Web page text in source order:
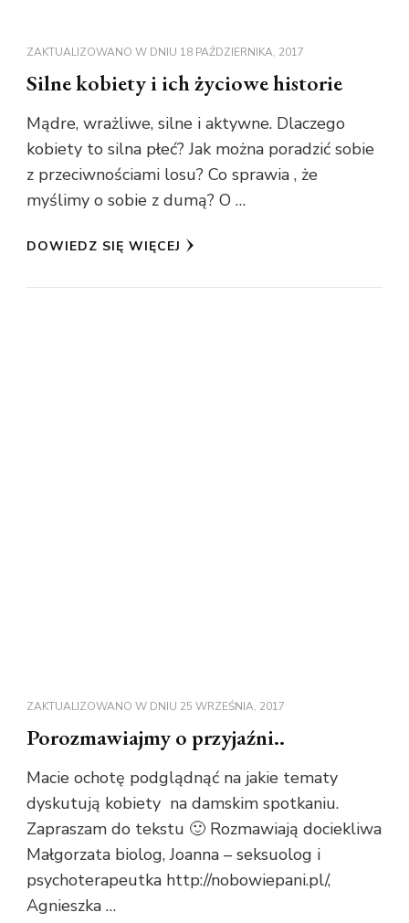
ZAKTUALIZOWANO W DNIU 18 PAŹDZIERNIKA, 2017
Silne kobiety i ich życiowe historie
Mądre, wrażliwe, silne i aktywne. Dlaczego
kobiety to silna płeć? Jak można poradzić sobie
z przeciwnościami losu? Co sprawia , że
myślimy o sobie z dumą? O …
DOWIEDZ SIĘ WIĘCEJ
ZAKTUALIZOWANO W DNIU 25 WRZEŚNIA, 2017
Porozmawiajmy o przyjaźni..
Macie ochotę podglądnąć na jakie tematy
dyskutują kobiety na damskim spotkaniu.
Zapraszam do tekstu 🙂 Rozmawiają dociekliwa
Małgorzata biolog, Joanna – seksuolog i
psychoterapeutka http://nobowiepani.pl/,
Agnieszka …